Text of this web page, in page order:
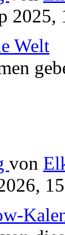
2025,
Welt
von